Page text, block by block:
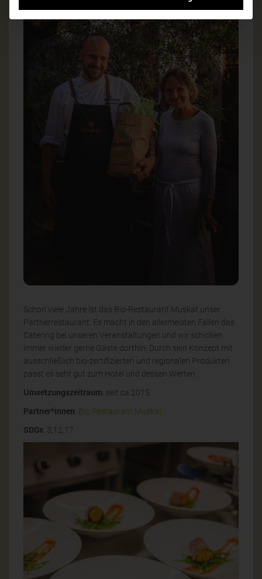
Schon viele Jahre ist das Bio-Restaurant Muskat unser
Partnerrestaurant. Es macht in den allermeisten Fällen das
Catering bei unseren Veranstaltungen und wir schicken
immer wieder gerne Gäste dorthin. Durch sein Konzept mit
ausschließlich bio-zertifizierten und regionalen Produkten
passt es sehr gut zum Hotel und dessen Werten.
Umsetzungszeitraum: seit ca 2015
Partner*innen: Bio Restaurant Muskat
SDGs: 3,12,17